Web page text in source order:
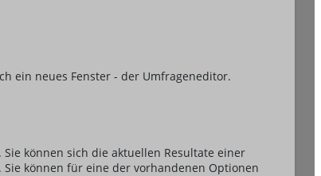
ein neues Fenster - der Umfrageneditor.
können sich die aktuellen Resultate einer
können für eine der vorhandenen Optionen